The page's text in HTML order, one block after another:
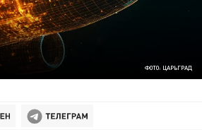
ФОТО: ЦАРЬГРАД